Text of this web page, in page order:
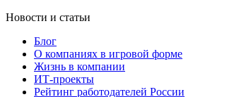
Новости и статьи
Блог
О компаниях в игровой форме
Жизнь в компании
ИТ-проекты
Рейтинг работодателей России